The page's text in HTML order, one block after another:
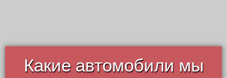
Какие автомобили мы